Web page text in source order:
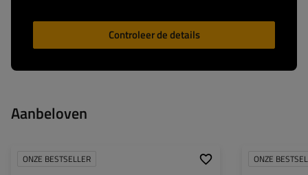
Controleer de details
Aanbeloven
ONZE BESTSELLER ONZE